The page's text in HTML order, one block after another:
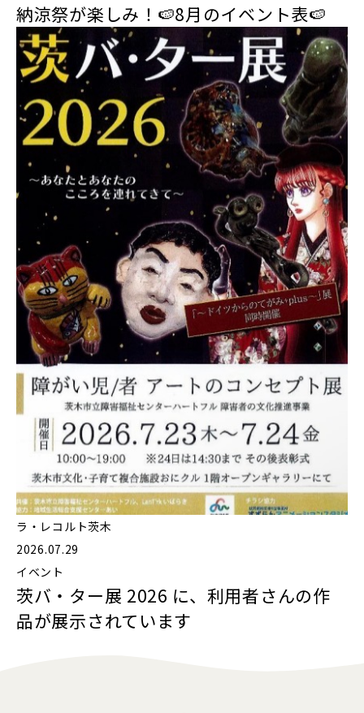
納涼祭が楽しみ！🍉8月のイベント表🍉
ラ・レコルト茨木
2026.07.29
イベント
茨バ・ター展 2026 に、利用者さんの作
品が展示されています